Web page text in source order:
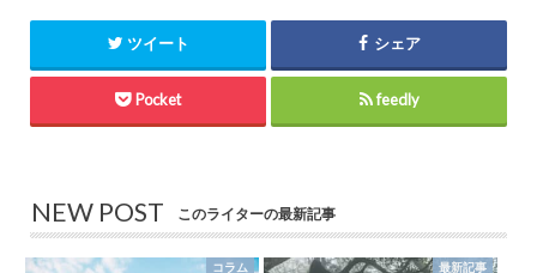
ツイート シェア
Pocket feedly
NEW POST このライターの最新記事
コラム 最新記事